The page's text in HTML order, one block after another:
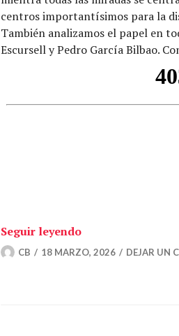
centros importantísimos para la
También analizamos el papel en
Escursell y Pedro García Bilbao.
Seguir leyendo«¿Cuánto puede
CB 18 MARZO, 2026 DEJAR UN